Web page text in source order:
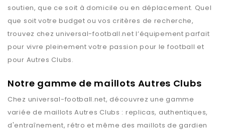
soutien, que ce soit à domicile ou en déplacement. Quel
que soit votre budget ou vos critères de recherche,
trouvez chezuniversal-football.net l’équipement parfait
pour vivre pleinement votre passion pour le football et
pour Autres Clubs.
Notre gamme de maillots Autres Clubs
Chez universal-football.net, découvrez une gamme
variée de maillotsAutres Clubs : replicas, authentiques,
d'entraînement, rétro et même des maillots de gardien